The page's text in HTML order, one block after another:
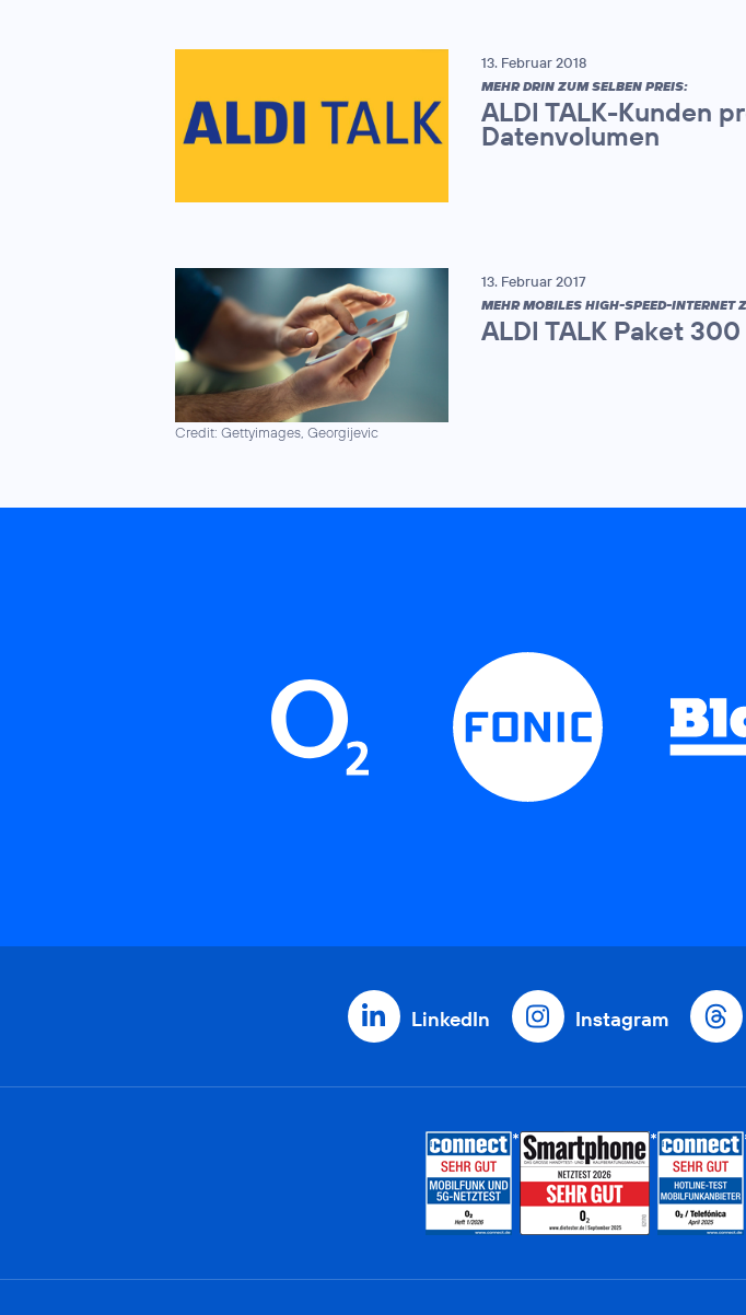
13. Februar 2018
MEHR DRIN ZUM SELBEN PREIS:
ALDI TALK-Kunden
Datenvolumen
Credit: Gettyimages, Georgijevic
13. Februar 2017
MEHR MOBILES HIGH-SPEED-INTERNET
ALDI TALK Paket
LinkedIn Instagram